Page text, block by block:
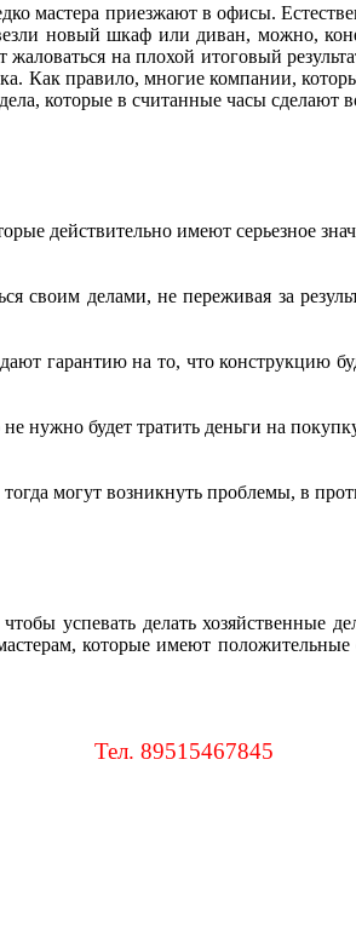
мастера приезжают в офисы.
новый шкаф или диван, можно,
жаловаться на плохой итоговый
Как правило, многие компании,
которые в считанные часы сделают
действительно имеют серьезное
своим делами, не переживая за
гарантию на то, что конструкцию
нужно будет тратить деньги на
тогда могут возникнуть проблемы, в
успевать делать хозяйственные
которые имеют
Тел. 89515467845